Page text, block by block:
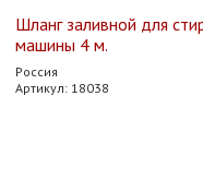
Шланг заливной для
машины 4 м.
Россия
Артикул: 18038